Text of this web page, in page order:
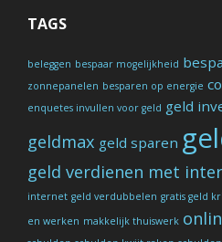
TAGS
beleggen bespaar mogelijkheid
zonnepanelen besparen op energie
enquetes invullen voor geld geld
geldmax geld sparen
geld verdienen met
internet geld verdubbelen gratis geld
en werken makkelijk thuiswerk